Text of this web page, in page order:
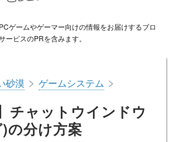
ゲームやゲーマー向けの情報をお届けするブロ
ービスのPRを含みます。
砂漠 > ゲームシステム >
チャットウインドウ
の分け方案